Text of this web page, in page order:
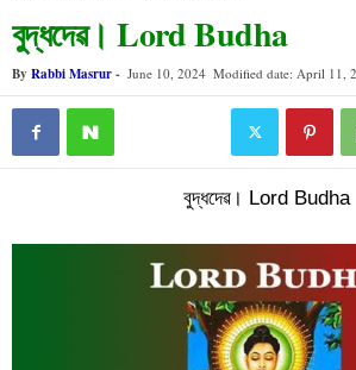
বুদ্ধদেৱ। Lord Budha
By Rabbi Masrur- June 10, 2024 Modified date: April 11,
বুদ্ধদেৱ। Lord Budha